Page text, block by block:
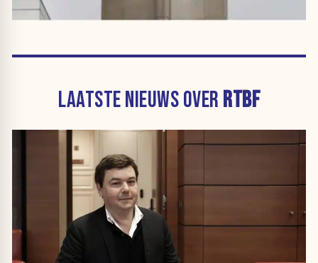
LAATSTE NIEUWS OVER RTBF